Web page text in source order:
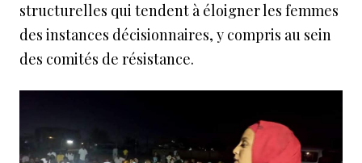
structurelles qui tendent à éloigner les femmes
des instances décisionnaires, y compris au sein
des comités de résistance.